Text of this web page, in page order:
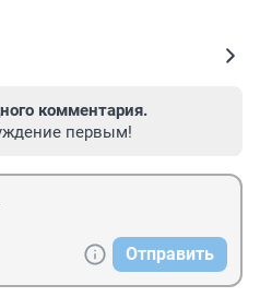
комментария.
первым!
Отправить